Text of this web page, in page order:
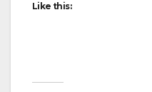
Like this: